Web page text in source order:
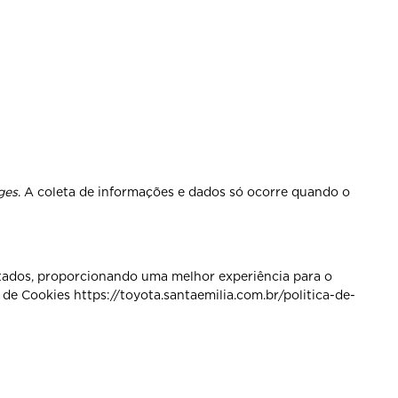
. A coleta de informações e dados só ocorre quando o
proporcionando uma melhor experiência para o
de Cookies https://toyota.santaemilia.com.br/politica-de-